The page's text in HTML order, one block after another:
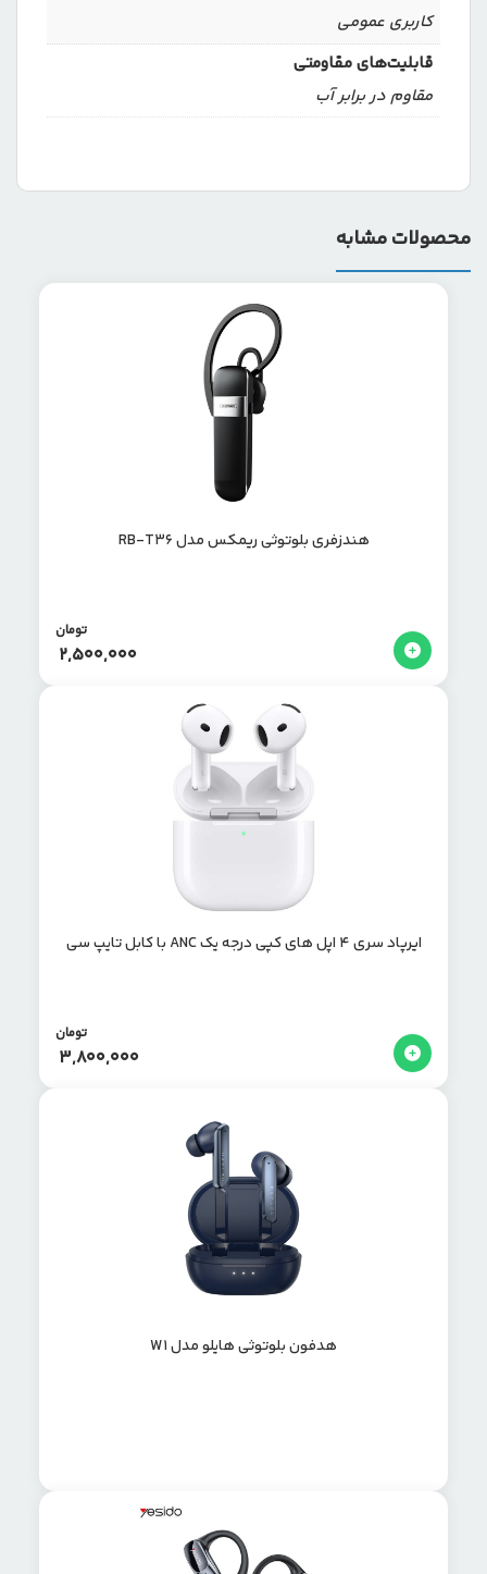
کاربری عمومی
قابلیت‌های مقاومتی
مقاوم در برابر آب
محصولات مشابه
هندزفری بلوتوثی ریمکس مدل RB-T36
2,500,000
تومان
ایرپاد سری 4 اپل های کپی درجه یک ANC با کابل تایپ سی
3,800,000
تومان
هدفون بلوتوثی هایلو مدل W1